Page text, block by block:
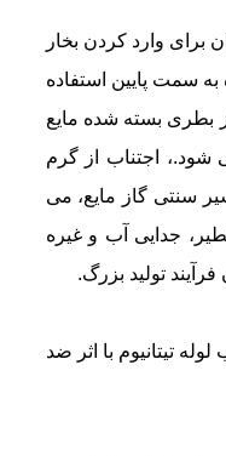
برای وارد کردن بخار
به سمت پایین استفاده
بطری بسته شده مایع
اجتناب از گرم
سنتی گاز مایع، می
جدایی آب و غیره
تولید بزرگ.
تیتانیوم با اثر ضد